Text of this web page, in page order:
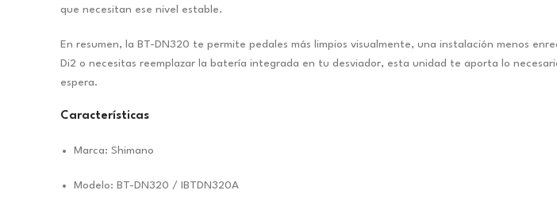
que necesitan ese nivel estable.
En resumen, la BT-DN320 te permite pedales más limpios visualmente, una instalación menos
Di2 o necesitas reemplazar la batería integrada en tu desviador, esta unidad te aporta lo
espera.
Características
Marca: Shimano
Modelo: BT-DN320 / IBTDN320A